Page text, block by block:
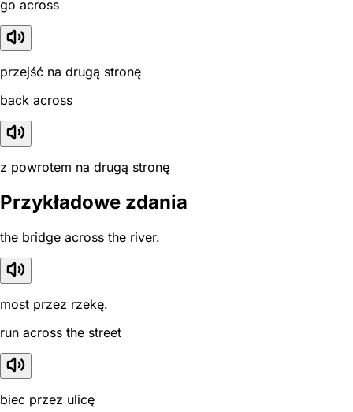
go across
przejść na drugą stronę
back across
z powrotem na drugą stronę
Przykładowe zdania
the bridge across the river.
most przez rzekę.
run across the street
biec przez ulicę